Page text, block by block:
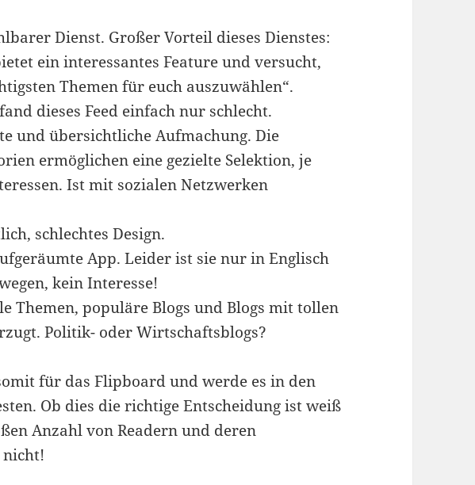
Dienst. Großer Vorteil dieses Dienstes:
ein interessantes Feature und versucht,
Themen für euch auszuwählen“.
dieses Feed einfach nur schlecht.
und übersichtliche Aufmachung. Die
ermöglichen eine gezielte Selektion, je
Ist mit sozialen Netzwerken
schlechtes Design.
App. Leider ist sie nur in Englisch
kein Interesse!
Themen, populäre Blogs und Blogs mit tollen
Politik- oder Wirtschaftsblogs?
für das Flipboard und werde es in den
Ob dies die richtige Entscheidung ist weiß
Anzahl von Readern und deren